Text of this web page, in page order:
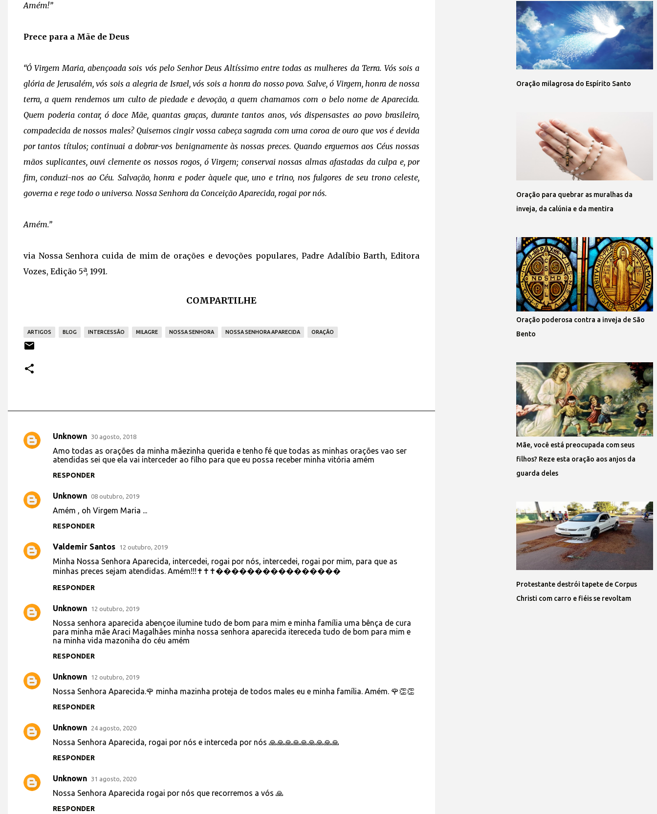
Amém!”
Prece para a Mãe de Deus
“Ó Virgem Maria, abençoada sois vós pelo Senhor Deus Altíssimo entre todas as mulheres da Terra. Vós sois a
glória de Jerusalém, vós sois a alegria de Israel, vós sois a honra do nosso povo. Salve, ó Virgem, honra de nossa
terra, a quem rendemos um culto de piedade e devoção, a quem chamamos com o belo nome de Aparecida.
Quem poderia contar, ó doce Mãe, quantas graças, durante tantos anos, vós dispensastes ao povo brasileiro,
compadecida de nossos males? Quisemos cingir vossa cabeça sagrada com uma coroa de ouro que vos é devida
por tantos títulos; continuai a dobrar-vos benignamente às nossas preces. Quando erguemos aos Céus nossas
mãos suplicantes, ouvi clemente os nossos rogos, ó Virgem; conservai nossas almas afastadas da culpa e, por
fim, conduzi-nos ao Céu. Salvação, honra e poder àquele que, uno e trino, nos fulgores de seu trono celeste,
governa e rege todo o universo. Nossa Senhora da Conceição Aparecida, rogai por nós.
Amém.”
via Nossa Senhora cuida de mim de orações e devoções populares, Padre Adalíbio Barth, Editora
Vozes, Edição 5ª, 1991.
COMPARTILHE
ARTIGOS BLOG INTERCESSÃO MILAGRE NOSSA SENHORA NOSSA SENHORA APARECIDA ORAÇÃO
C
n
i
Unknown 30 agosto, 2018
Amo todas as orações da minha mãezinha querida e tenho fé que todas as minhas orações vao ser
atendidas sei que ela vai interceder ao filho para que eu possa receber minha vitória amém
RESPONDER
Unknown 08 outubro, 2019
Amém , oh Virgem Maria ...
RESPONDER
Valdemir Santos 12 outubro, 2019
Minha Nossa Senhora Aparecida, intercedei, rogai por nós, intercedei, rogai por mim, para que as
minhas preces sejam atendidas. Amém!!!✝️✝️✝️����������������️
RESPONDER
Unknown 12 outubro, 2019
Nossa senhora aparecida abençoe ilumine tudo de bom para mim e minha família uma bênça de cura
para minha mãe Araci Magalhães minha nossa senhora aparecida itereceda tudo de bom para mim e
na minha vida mazoniha do céu amém
RESPONDER
Unknown 12 outubro, 2019
Nossa Senhora Aparecida.🌹 minha mazinha proteja de todos males eu e minha família. Amém. 🌹👏👏
RESPONDER
Unknown 24 agosto, 2020
Nossa Senhora Aparecida, rogai por nós e interceda por nós 🙏🙏🙏🙏🙏🙏🙏🙏🙏
RESPONDER
Unknown 31 agosto, 2020
Nossa Senhora Aparecida rogai por nós que recorremos a vós 🙏
RESPONDER
Oração milagrosa do Espírito Santo
Oração para quebrar as muralhas da
inveja, da calúnia e da mentira
Oração poderosa contra a inveja de São
Bento
Mãe, você está preocupada com seus
filhos? Reze esta oração aos anjos da
guarda deles
Protestante destrói tapete de Corpus
Christi com carro e fiéis se revoltam